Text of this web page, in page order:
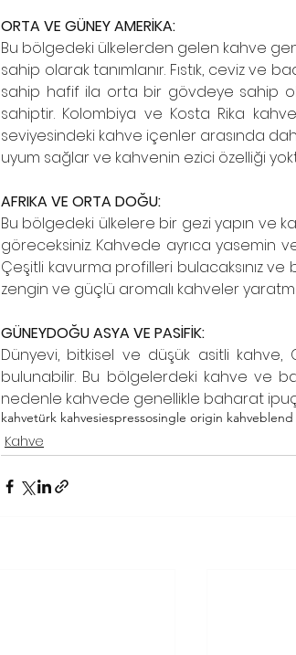
ORTA VE GÜNEY AMERİKA:
Bu bölgedeki ülkelerden gelen kahve
sahip olarak tanımlanır. Fıstık, ceviz
sahip hafif ila orta bir gövdeye sahip
sahiptir. Kolombiya ve Kosta Rika
seviyesindeki kahve içenler arasında
uyum sağlar ve kahvenin ezici özelliği
AFRIKA VE ORTA DOĞU:
Bu bölgedeki ülkelere bir gezi yapın ve
göreceksiniz. Kahvede ayrıca yasemin
Çeşitli kavurma profilleri bulacaksınız ve
zengin ve güçlü aromalı kahveler
GÜNEYDOĞU ASYA VE PASİFİK:
Dünyevi, bitkisel ve düşük asitli
bulunabilir. Bu bölgelerdeki kahve ve
nedenle kahvede genellikle baharat
kahvetürk kahvesiespressosingle origin kahveblend
Kahve